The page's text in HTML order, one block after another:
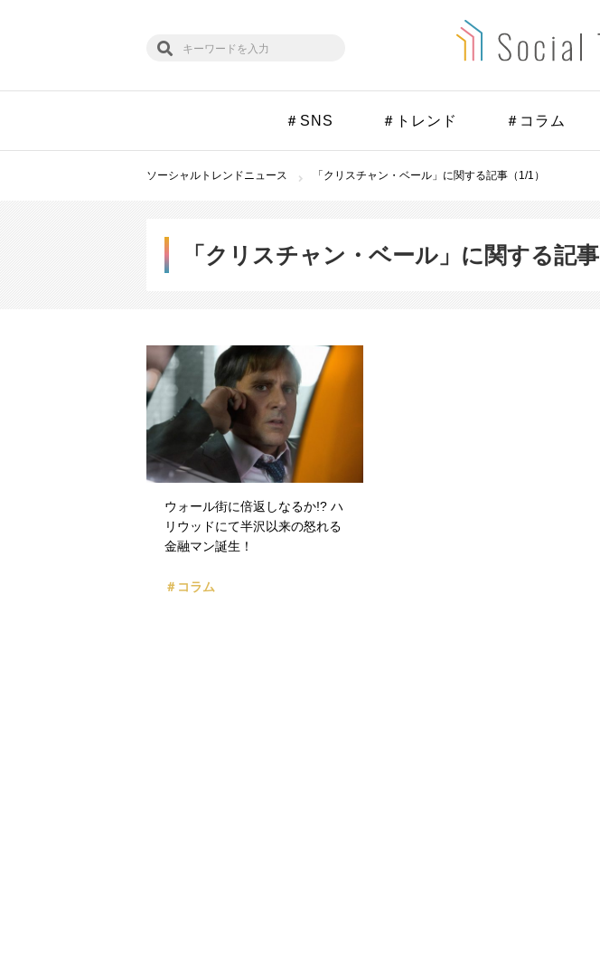
＃SNS ＃トレンド ＃コラム
ソーシャルトレンドニュース 「クリスチャン・ベール」に関する記事（1/1）
「クリスチャン・ベール」に関する記事
ウォール街に倍返しなるか!? ハ
リウッドにて半沢以来の怒れる
金融マン誕生！
＃コラム